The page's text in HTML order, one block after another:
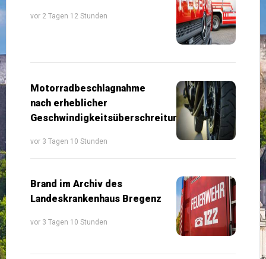
vor 2 Tagen 12 Stunden
Motorradbeschlagnahme
nach erheblicher
Geschwindigkeitsüberschreitung
vor 3 Tagen 10 Stunden
Brand im Archiv des
Landeskrankenhaus Bregenz
vor 3 Tagen 10 Stunden